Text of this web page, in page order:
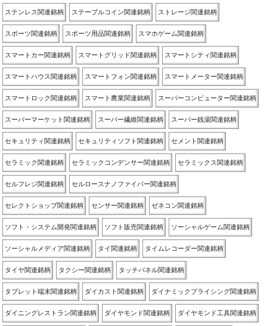
ステンレス関連銘柄 ステーブルコイン関連銘柄 ストレージ関連銘柄
スポーツ関連銘柄 スポーツ用品関連銘柄 スマホゲーム関連銘柄
スマートカー関連銘柄 スマートグリッド関連銘柄 スマートシティ関連銘柄
スマートハウス関連銘柄 スマートフォン関連銘柄 スマートメーター関連銘柄
スマートロック関連銘柄 スマート農業関連銘柄 スーパーコンピューター関連銘柄
スーパーマーケット関連銘柄 スーパー繊維関連銘柄 スーパー銭湯関連銘柄
セキュリティ関連銘柄 セキュリティソフト関連銘柄 セメント関連銘柄
セラミック関連銘柄 セラミックコンデンサー関連銘柄 セラミックス関連銘柄
セルフレジ関連銘柄 セルロースナノファイバー関連銘柄
セレクトショップ関連銘柄 センサー関連銘柄 ゼネコン関連銘柄
ソフト・システム開発関連銘柄 ソフト販売関連銘柄 ソーシャルゲーム関連銘柄
ソーシャルメディア関連銘柄 タイ関連銘柄 タイムレコーダー関連銘柄
タイヤ関連銘柄 タクシー関連銘柄 タッチパネル関連銘柄
タブレット端末関連銘柄 ダイカスト関連銘柄 ダイナミックプライシング関連銘柄
ダイニングレストラン関連銘柄 ダイヤモンド関連銘柄 ダイヤモンド工具関連銘柄